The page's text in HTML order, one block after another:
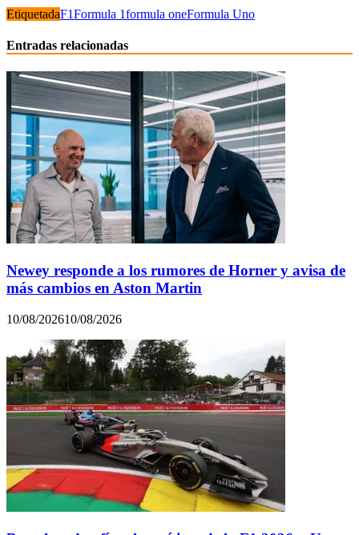
EtiquetadaF1Formula 1formula oneFormula Uno
Entradas relacionadas
Newey responde a los rumores de Horner y avisa de
más cambios en Aston Martin
10/08/202610/08/2026